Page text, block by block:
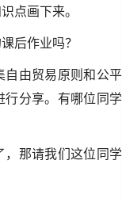
点画下来。
后作业吗？
自由贸易原则和公平
行分享。有哪位同学
，那请我们这位同学